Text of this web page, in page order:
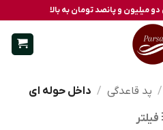
میلیون و پانصد تومان به بالا
/ پد قاعدگی / داخل حوله ای
فیلتر